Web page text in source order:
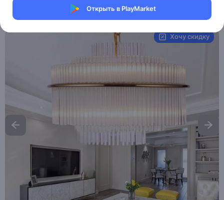
Открыть в PlayMarket
MXM9016097719
Хочу скидку